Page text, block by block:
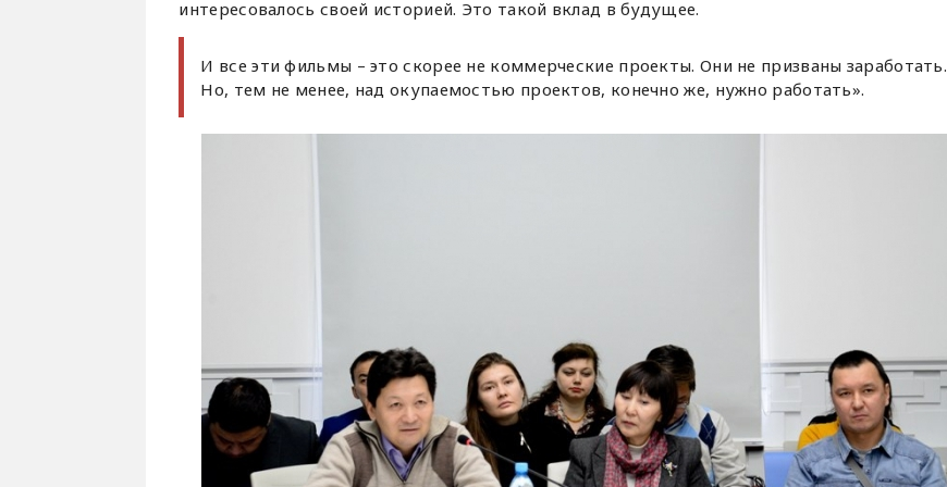
интересовалось своей историей. Это такой вклад в будущее.
И все эти фильмы – это скорее не коммерческие проекты. Они не призваны заработать.
Но, тем не менее, над окупаемостью проектов, конечно же, нужно работать».